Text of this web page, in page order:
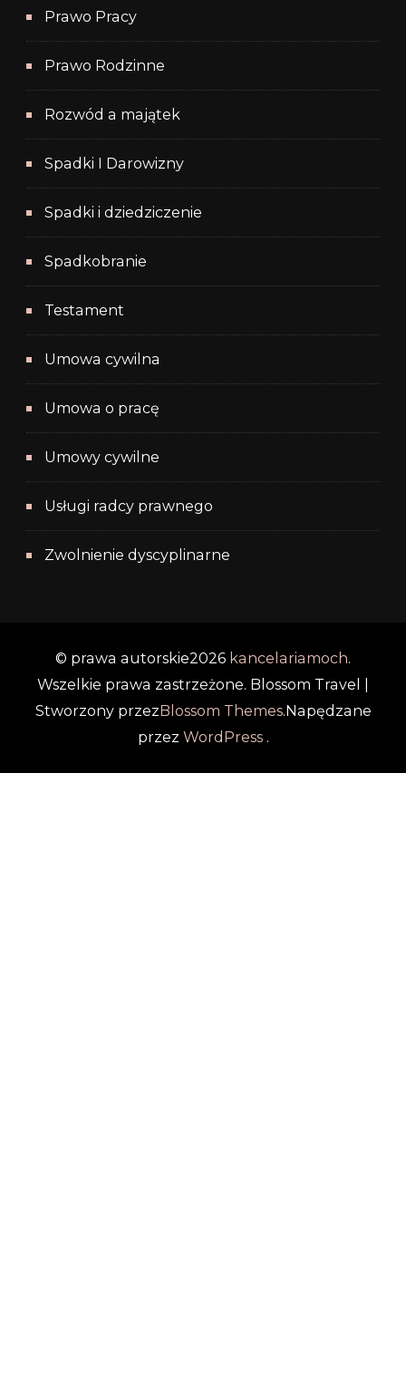
Prawo Pracy
Prawo Rodzinne
Rozwód a majątek
Spadki I Darowizny
Spadki i dziedziczenie
Spadkobranie
Testament
Umowa cywilna
Umowa o pracę
Umowy cywilne
Usługi radcy prawnego
Zwolnienie dyscyplinarne
© prawa autorskie2026 kancelariamoch.
Wszelkie prawa zastrzeżone. Blossom Travel |
Stworzony przezBlossom Themes.Napędzane
przez WordPress.